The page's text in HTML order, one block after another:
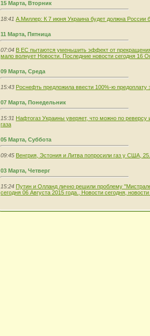
15 Марта, Вторник
18:41 А.Миллер: К 7 июня Украина будет должна России
11 Марта, Пятница
07:04 В ЕС пытаются уменьшить эффект от прекращения
мало волнует Новости. Последние новости сегодня 16
09 Марта, Среда
15:43 Роснефть предложила ввести 100%-ю предоплату
07 Марта, Понедельник
15:31 Нафтогаз Украины уверяет, что можно по реверсу
газа
05 Марта, Суббота
09:45 Венгрия, Эстония и Литва попросили газ у США,
03 Марта, Четверг
15:24 Путин и Олланд лично решили проблему
сегодня 06 Августа 2015 года., Новости сегодня, новости